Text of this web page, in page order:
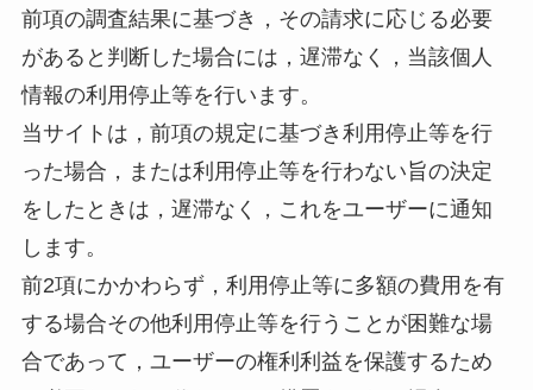
前項の調査結果に基づき，その請求に応じる必要
があると判断した場合には，遅滞なく，当該個人
情報の利用停止等を行います。
当サイトは，前項の規定に基づき利用停止等を行
った場合，または利用停止等を行わない旨の決定
をしたときは，遅滞なく，これをユーザーに通知
します。
前2項にかかわらず，利用停止等に多額の費用を有
する場合その他利用停止等を行うことが困難な場
合であって，ユーザーの権利利益を保護するため